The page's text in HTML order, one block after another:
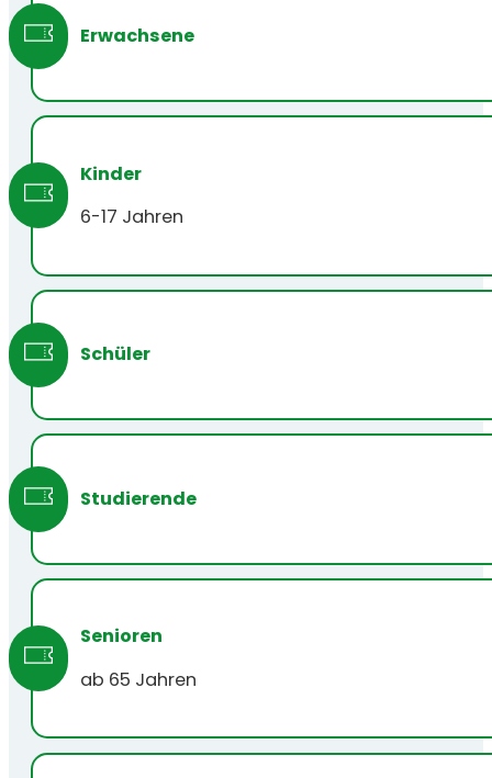
Erwachsene
Kinder
6-17 Jahren
Schüler
Studierende
Senioren
ab 65 Jahren